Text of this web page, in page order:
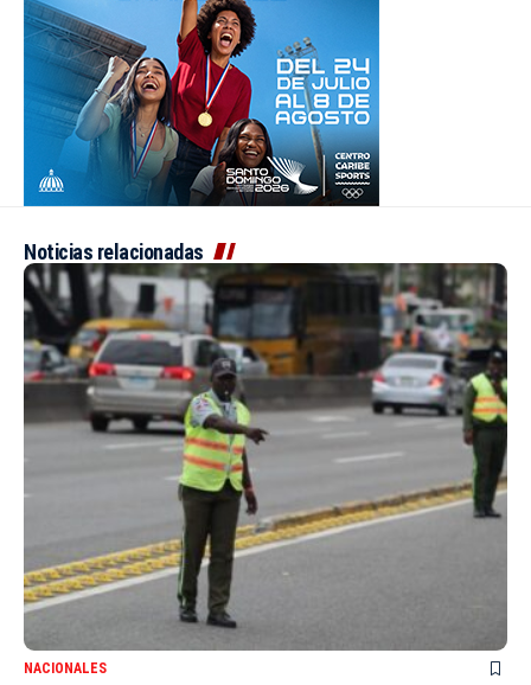
Noticias relacionadas
NACIONALES